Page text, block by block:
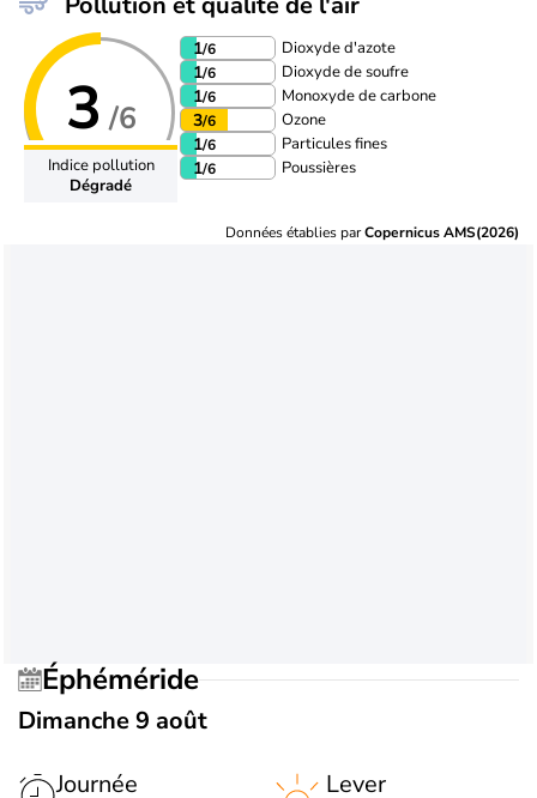
3 /6
Indice pollution
Dégradé
1/6 Dioxyde d'azote
1/6 Dioxyde de soufre
1/6 Monoxyde de carbone
3/6 Ozone
1/6 Particules fines
1/6 Poussières
Données établies parCopernicus AMS(2026)
Éphéméride
Dimanche 9 août
Journée
Lever